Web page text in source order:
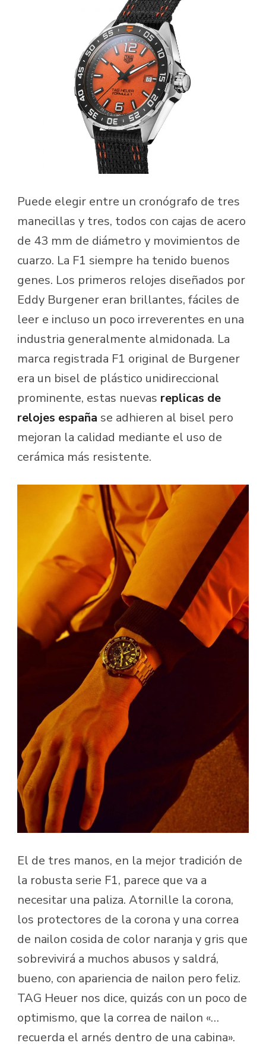
Puede elegir entre un cronógrafo de tres
manecillas y tres, todos con cajas de acero
de 43 mm de diámetro y movimientos de
cuarzo. La F1 siempre ha tenido buenos
genes. Los primeros relojes diseñados por
Eddy Burgener eran brillantes, fáciles de
leer e incluso un poco irreverentes en una
industria generalmente almidonada. La
marca registrada F1 original de Burgener
era un bisel de plástico unidireccional
prominente, estas nuevas replicas de
relojes españa se adhieren al bisel pero
mejoran la calidad mediante el uso de
cerámica más resistente.
El de tres manos, en la mejor tradición de
la robusta serie F1, parece que va a
necesitar una paliza. Atornille la corona,
los protectores de la corona y una correa
de nailon cosida de color naranja y gris que
sobrevivirá a muchos abusos y saldrá,
bueno, con apariencia de nailon pero feliz.
TAG Heuer nos dice, quizás con un poco de
optimismo, que la correa de nailon «…
recuerda el arnés dentro de una cabina».